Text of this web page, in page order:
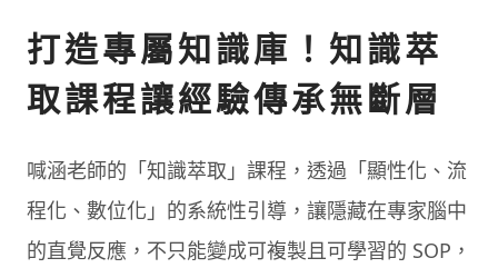
打造專屬知識庫！知識萃
取課程讓經驗傳承無斷層
喊涵老師的「知識萃取」課程，透過「顯性化、流
程化、數位化」的系統性引導，讓隱藏在專家腦中
的直覺反應，不只能變成可複製且可學習的 SOP，